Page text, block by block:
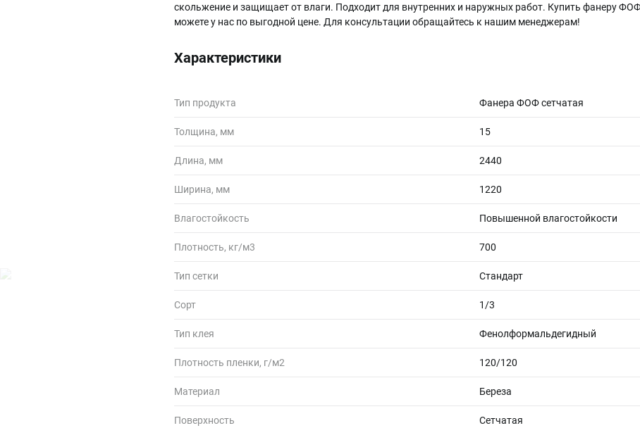
скольжение и защищает от влаги. Подходит для внутренних и наружных работ. Купить фанеру
можете у нас по выгодной цене. Для консультации обращайтесь к нашим менеджерам!
Характеристики
Тип продукта Фанера ФОФ сетчатая
Толщина, мм 15
Длина, мм 2440
Ширина, мм 1220
Влагостойкость Повышенной влагостойкости
Плотность, кг/м3 700
Тип сетки Стандарт
Сорт 1/3
Тип клея Фенолформальдегидный
Плотность пленки, г/м2 120/120
Материал Береза
Поверхность Сетчатая